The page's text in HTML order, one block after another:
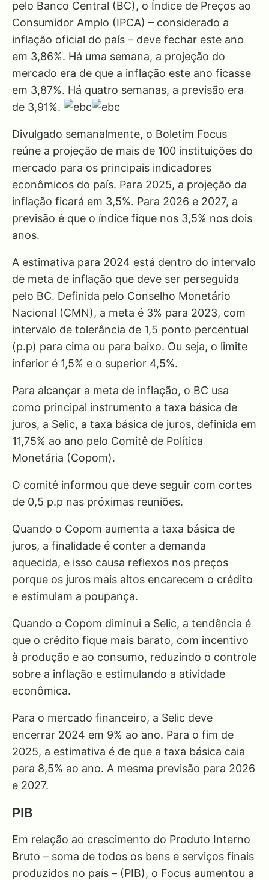
pelo Banco Central (BC), o Índice de Preços ao
Consumidor Amplo (IPCA) – considerado a
inflação oficial do país – deve fechar este ano
em 3,86%. Há uma semana, a projeção do
mercado era de que a inflação este ano ficasse
em 3,87%. Há quatro semanas, a previsão era
de 3,91%.
Divulgado semanalmente, o Boletim Focus
reúne a projeção de mais de 100 instituições do
mercado para os principais indicadores
econômicos do país. Para 2025, a projeção da
inflação ficará em 3,5%. Para 2026 e 2027, a
previsão é que o índice fique nos 3,5% nos dois
anos.
A estimativa para 2024 está dentro do intervalo
de meta de inflação que deve ser perseguida
pelo BC. Definida pelo Conselho Monetário
Nacional (CMN), a meta é 3% para 2023, com
intervalo de tolerância de 1,5 ponto percentual
(p.p) para cima ou para baixo. Ou seja, o limite
inferior é 1,5% e o superior 4,5%.
Para alcançar a meta de inflação, o BC usa
como principal instrumento a taxa básica de
juros, a Selic, a taxa básica de juros, definida em
11,75% ao ano pelo Comitê de Política
Monetária (Copom).
O comitê informou que deve seguir com cortes
de 0,5 p.p nas próximas reuniões.
Quando o Copom aumenta a taxa básica de
juros, a finalidade é conter a demanda
aquecida, e isso causa reflexos nos preços
porque os juros mais altos encarecem o crédito
e estimulam a poupança.
Quando o Copom diminui a Selic, a tendência é
que o crédito fique mais barato, com incentivo
à produção e ao consumo, reduzindo o controle
sobre a inflação e estimulando a atividade
econômica.
Para o mercado financeiro, a Selic deve
encerrar 2024 em 9% ao ano. Para o fim de
2025, a estimativa é de que a taxa básica caia
para 8,5% ao ano. A mesma previsão para 2026
e 2027.
PIB
Em relação ao crescimento do Produto Interno
Bruto – soma de todos os bens e serviços finais
produzidos no país – (PIB), o Focus aumentou a